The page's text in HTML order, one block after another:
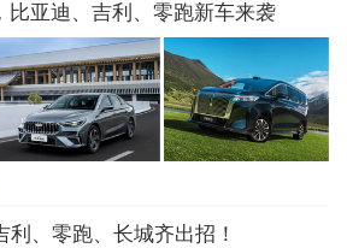
比亚迪、吉利、零跑新车来袭
利、零跑、长城齐出招！